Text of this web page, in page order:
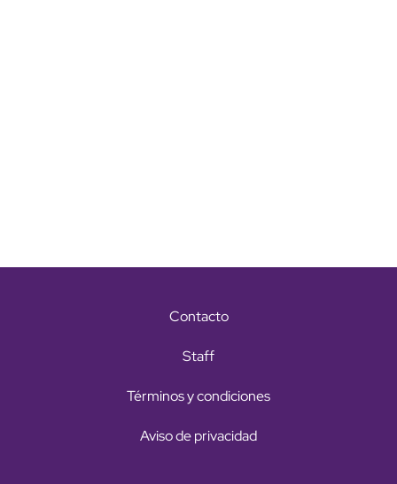
Contacto
Staff
Términos y condiciones
Aviso de privacidad